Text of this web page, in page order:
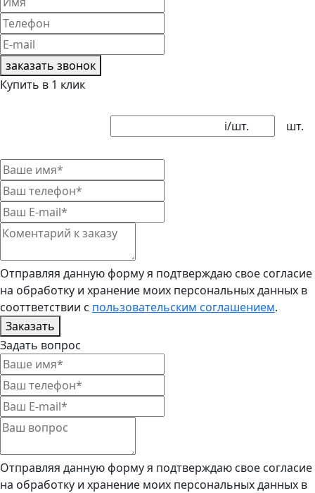
заказать звонок
Купить в 1 клик
шт.
i/шт.
Отправляя данную форму я подтверждаю свое согласие
на обработку и хранение моих персональных данных в
сооттветствии с пользовательским соглашением.
Заказать
Задать вопрос
Отправляя данную форму я подтверждаю свое согласие
на обработку и хранение моих персональных данных в